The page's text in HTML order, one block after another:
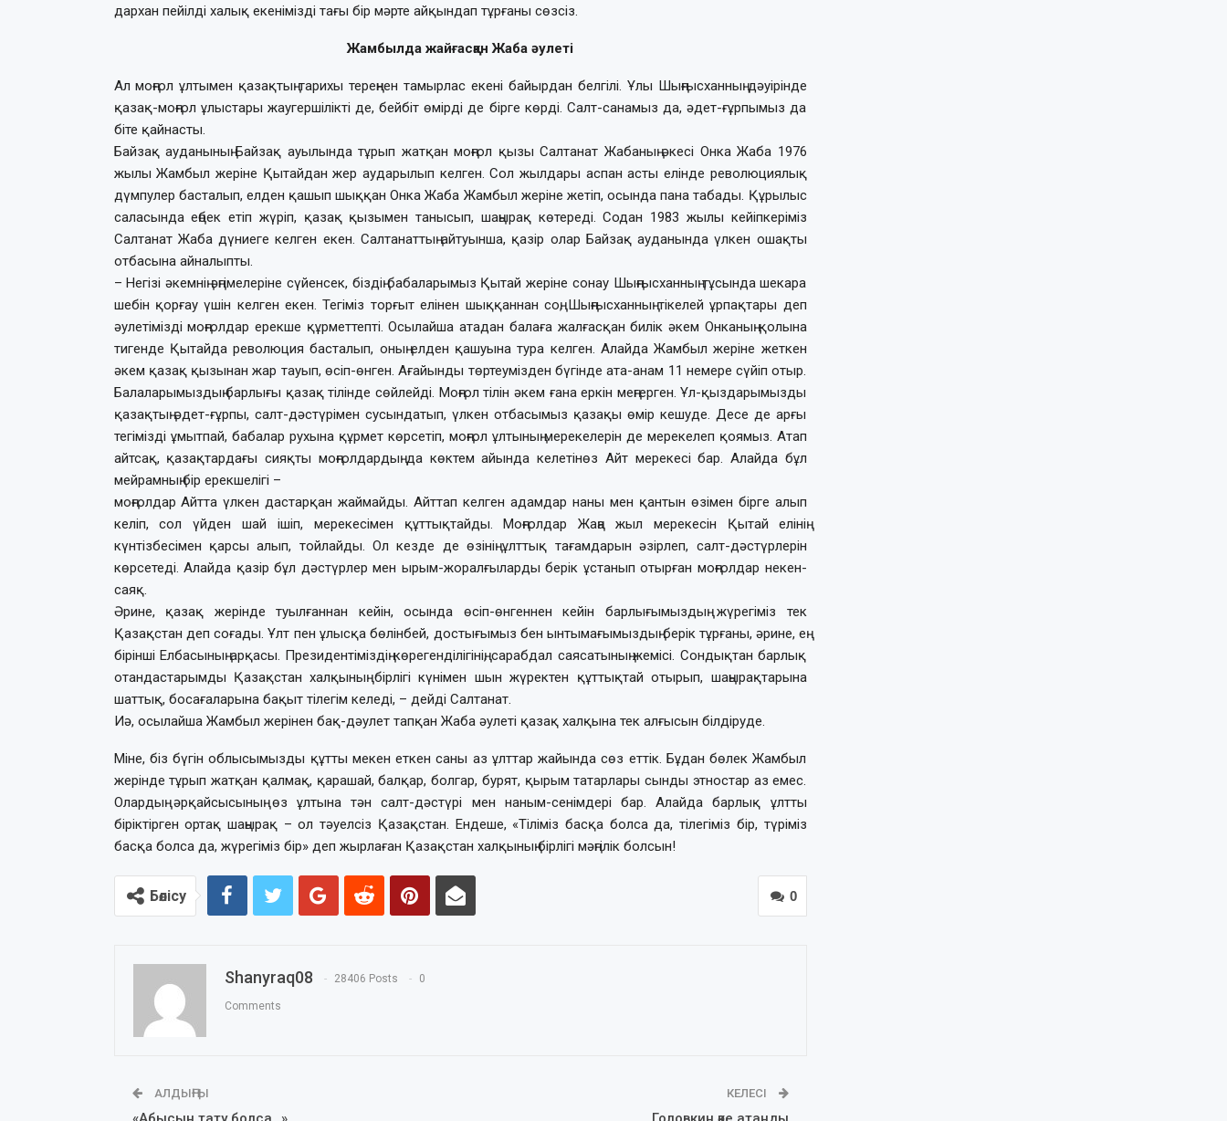
дархан пейілді халық екенімізді тағы бір мәрте айқындап тұрғаны сөзсіз.
Жамбылда жайғасқан Жаба әулеті
Ал моңғол ұлтымен қазақ­тың тарихы тереңнен тамырлас екені байырдан белгілі. Ұлы Шыңғысханның дәуірінде
қазақ-моңғол ұлыстары жаугершілікті де, бейбіт өмірді де бірге көрді. Салт-санамыз да, әдет-ғұрпымыз да
біте қайнасты.
Байзақ ауданының Байзақ ауылында тұрып жатқан моңғол қызы Салтанат Жабаның әкесі Онка Жаба 1976
жылы Жамбыл жеріне Қытайдан жер аударылып келген. Сол жылдары аспан асты елінде революциялық
дүмпулер басталып, елден қашып шыққан Онка Жаба Жамбыл жеріне жетіп, осында пана табады. Құрылыс
саласында еңбек етіп жүріп, қазақ қызымен танысып, шаңырақ көтереді. Содан 1983 жылы кейіпкеріміз
Салтанат Жаба дүниеге келген екен. Салтанаттың айтуынша, қазір олар Байзақ ауданында үлкен ошақты
отбасына айналыпты.
– Негізі әкемнің әңгі­мелеріне сүйенсек, біздің бабаларымыз Қытай жеріне сонау Шыңғысханның тұсында шекара
шебін қорғау үшін келген екен. Тегіміз торғыт елінен шыққаннан соң, Шыңғысханның тікелей ұрпақтары деп
әулетімізді моңғолдар ерекше құрметтепті. Осылайша атадан балаға жалғасқан билік әкем Онканың қолына
тигенде Қытайда революция басталып, оның елден қашуына тура келген. Алайда Жамбыл жеріне жеткен
әкем қазақ қызынан жар тауып, өсіп-өнген. Ағайынды төртеумізден бүгінде ата-анам 11 немере сүйіп отыр.
Балаларымыздың барлығы қазақ тілінде сөйлейді. Моңғол тілін әкем ғана еркін меңгерген. Ұл-қыздарымызды
қазақтың әдет-ғұрпы, салт-дәстүрімен сусындатып, үлкен отбасымыз қазақы өмір кешуде. Десе де арғы
тегімізді ұмытпай, бабалар рухына құрмет көрсетіп, моңғол ұлтының мерекелерін де мерекелеп қоямыз. Атап
айтсақ, қазақтардағы сияқты моңғолдардың да көктем айында келетінөз Айт мерекесі бар. Алайда бұл
мейрамның бір ерекшелігі –
моңғолдар Айтта үлкен дастарқан жаймайды. Айттап келген адамдар наны мен қантын өзімен бірге алып
келіп, сол үйден шай ішіп, мерекесімен құттықтайды. Моңғолдар Жаңа жыл мерекесін Қытай елінің
күнтізбесімен қарсы алып, тойлайды. Ол кезде де өзінің ұлттық тағамдарын әзірлеп, салт-дәстүрлерін
көрсетеді. Алайда қазір бұл дәстүрлер мен ырым-жоралғыларды берік ұстанып отырған моңғолдар некен-
саяқ.
Әрине, қазақ жерінде туылғаннан кейін, осында өсіп-өнгеннен кейін барлығымыздың жүрегіміз тек
Қазақстан деп соғады. Ұлт пен ұлысқа бөлінбей, достығымыз бен ынтымағы­мыз­дың берік тұрғаны, әрине, ең
бірінші Елбасының арқасы. Президентіміздің көрегенділігінің, сарабдал саясатының жемісі. Сондықтан барлық
отан­дас­тарымды Қазақстан халқының бірлігі күнімен шын жүректен құттықтай отырып, шаңырақтарына
шаттық, босағаларына бақыт тілегім келеді, – дейді Салтанат.
Иә, осылайша Жамбыл жерінен бақ-дәулет тапқан Жаба әулеті қазақ халқына тек алғысын білдіруде.
Міне, біз бүгін облысымызды құтты мекен еткен саны аз ұлттар жайында сөз еттік. Бұдан бөлек Жамбыл
жерінде тұрып жатқан қалмақ, қарашай, балқар, болгар, бурят, қырым татарлары сынды этностар аз емес.
Олардың әрқайсысының өз ұлтына тән салт-дәстүрі мен наным-сенімдері бар. Алайда барлық ұлтты
біріктірген ортақ шаңырақ – ол тәуелсіз Қазақстан. Ендеше, «Тіліміз басқа болса да, тілегіміз бір, түріміз
басқа болса да, жүрегіміз бір» деп жырлаған Қазақстан халқының бірлігі мәңгілік болсын!
0
Бөлісу
Shanyraq08 28406 Posts 0
Comments
АЛДЫҢҒЫ КЕЛЕСІ